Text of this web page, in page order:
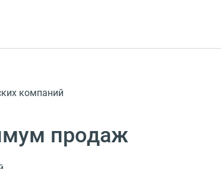
компаний
продаж